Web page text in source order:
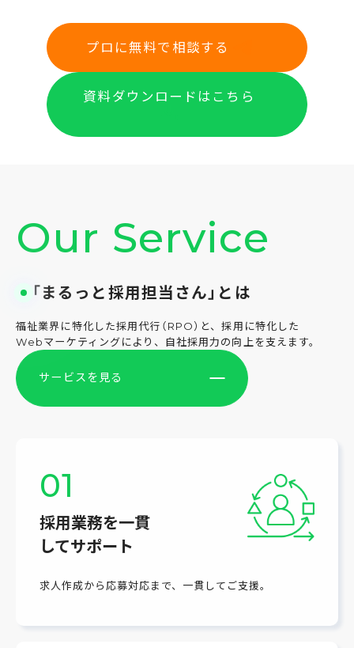
資料ダウンロードはこちら
プロに無料で相談する
Our Service
「まるっと採用担当さん」とは
福祉業界に特化した採用代行（RPO）と、採用に特化した
Webマーケティングにより、自社採用力の向上を支えます。
サービスを見る
01
採用業務を一貫
してサポート
求人作成から応募対応まで、一貫してご支援。